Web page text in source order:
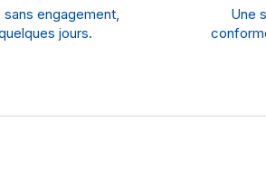
sans engagement,
jours.
Une